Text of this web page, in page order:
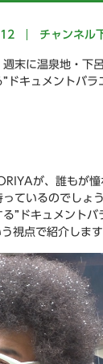
チャンネル
週末に温泉地・下
ドキュメントバラ
が、誰もが憧
ているのでしょう
る”ドキュメント
視点で紹介します